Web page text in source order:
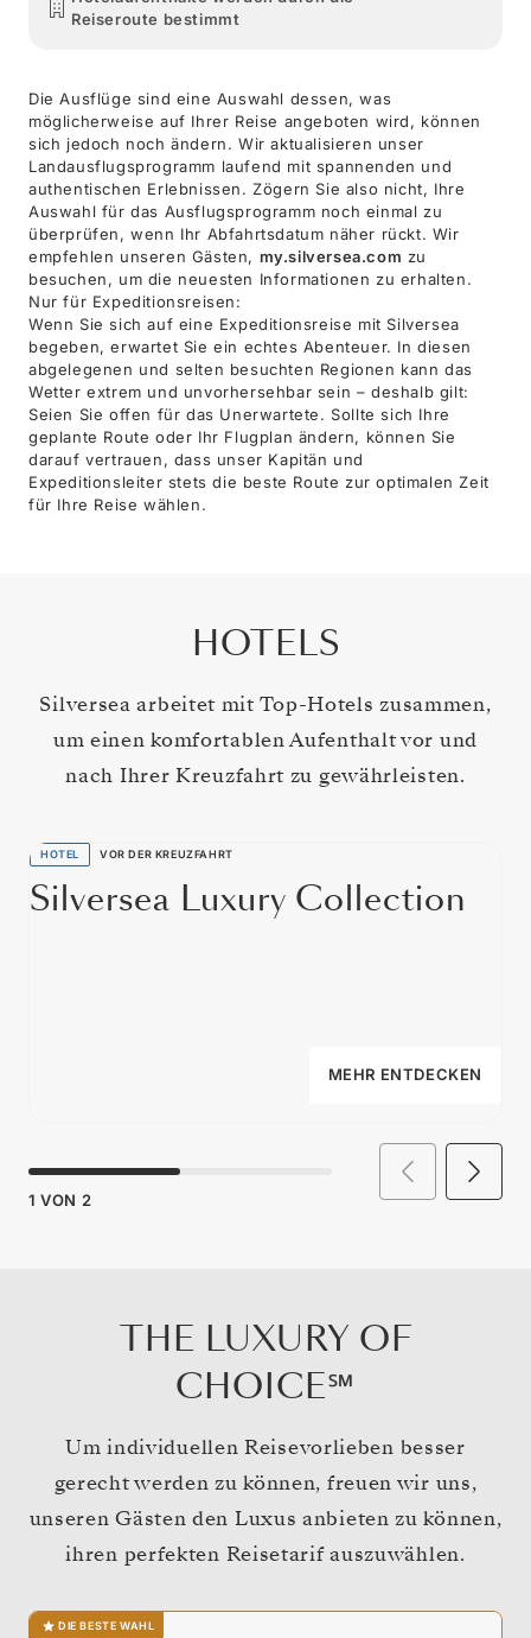
Reiseroute bestimmt
Die Ausflüge sind eine Auswahl dessen, was
möglicherweise auf Ihrer Reise angeboten wird, können
sich jedoch noch ändern. Wir aktualisieren unser
Landausflugsprogramm laufend mit spannenden und
authentischen Erlebnissen. Zögern Sie also nicht, Ihre
Auswahl für das Ausflugsprogramm noch einmal zu
überprüfen, wenn Ihr Abfahrtsdatum näher rückt. Wir
empfehlen unseren Gästen, my.silversea.com zu
besuchen, um die neuesten Informationen zu erhalten.
Nur für Expeditionsreisen:
Wenn Sie sich auf eine Expeditionsreise mit Silversea
begeben, erwartet Sie ein echtes Abenteuer. In diesen
abgelegenen und selten besuchten Regionen kann das
Wetter extrem und unvorhersehbar sein – deshalb gilt:
Seien Sie offen für das Unerwartete. Sollte sich Ihre
geplante Route oder Ihr Flugplan ändern, können Sie
darauf vertrauen, dass unser Kapitän und
Expeditionsleiter stets die beste Route zur optimalen Zeit
für Ihre Reise wählen.
HOTELS
Silversea arbeitet mit Top-Hotels zusammen,
um einen komfortablen Aufenthalt vor und
nach Ihrer Kreuzfahrt zu gewährleisten.
HOTEL VOR DER KREUZFAHRT
Silversea Luxury Collection
MEHR ENTDECKEN
1 VON 2
THE LUXURY OF
CHOICE℠
Um individuellen Reisevorlieben besser
gerecht werden zu können, freuen wir uns,
unseren Gästen den Luxus anbieten zu können,
ihren perfekten Reisetarif auszuwählen.
DIE BESTE WAHL